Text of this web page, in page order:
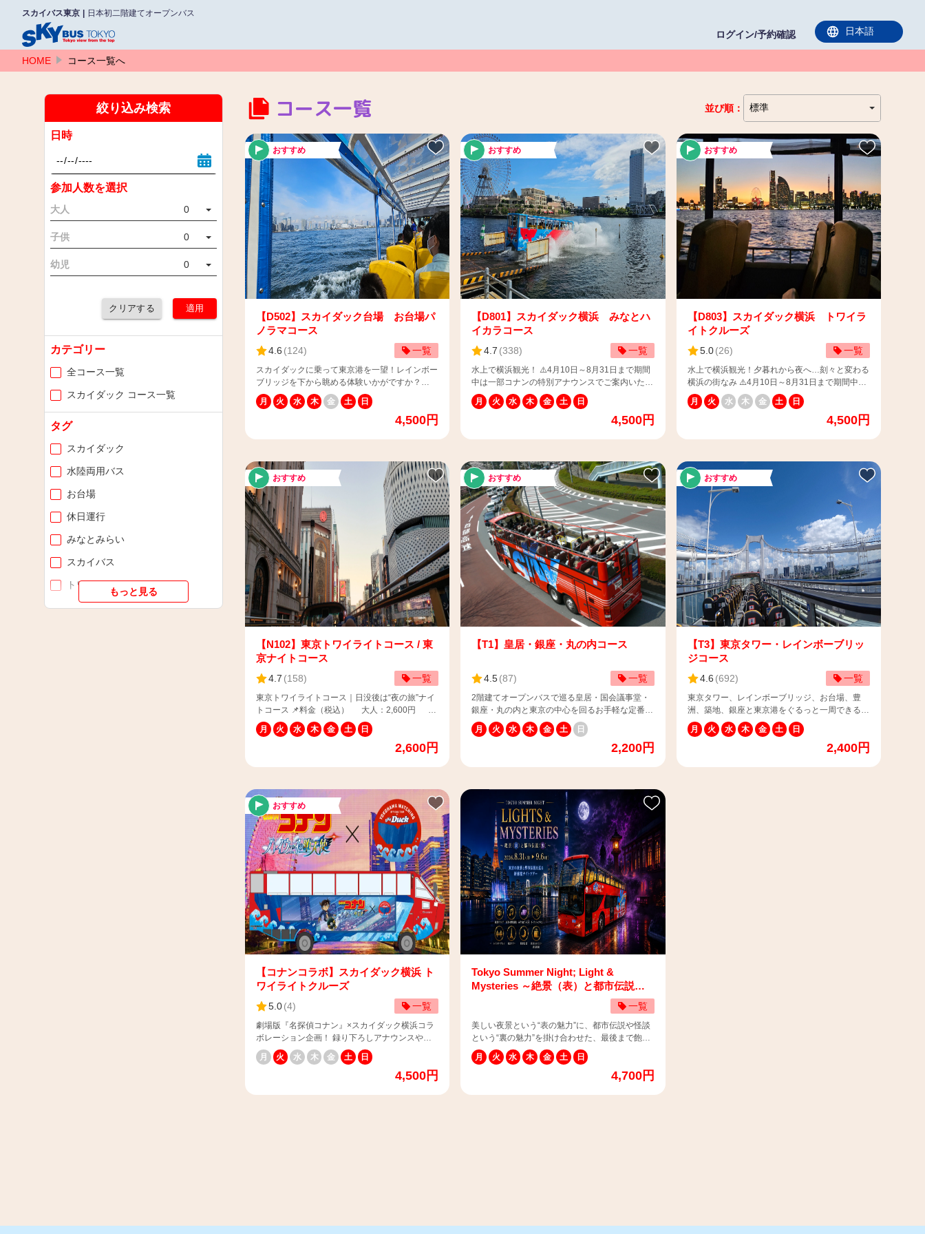
スカイバス東京 日本初二階建てオープンバス
ログイン/予約確認
HOME コース一覧へ
絞り込み検索
日時
参加人数を選択
大人 0
子供 0
幼児 0
クリアする 適用
カテゴリー
全コース一覧
スカイダック コース一覧
タグ
スカイダック
水陸両用バス
お台場
休日運行
みなとみらい
スカイバス
トワイライト
ナイトツアー
もっと見る
コース一覧 並び順：
おすすめ
【D502】スカイダック台場 お台場パ
ノラマコース
4.6 (124) 一覧
スカイダックに乗って東京港を一望！レインボー
ブリッジを下から眺める体験いかがですか？
【📢お客様へお願い】 スカイダックでは、傘や
日傘のご利用が出来ません。 夏季には屋根に日
よけシートを設置しておりますが、日差しが気に
ないよう十分ご注意ください。 ※飛ばされた場合
でも、バスは停められないので予めご了承くださ
い。 【📢乳幼児のお子様（0歳～3歳）と乗車を
希望される保護者様へ】 乳幼児（席無し・膝
上）のお子様と乗車を希望されるお客様は 参加
人数を選択する欄の「大人+乳幼児（膝上、座席
なし）」に大人の人数の入力をお願いいたしま
す。 ※乳幼児（0歳～3歳）料金 ： 平日・休
日関係なく、一律 500円（税込） ＜人数入
力例＞ 例１）大人2名・2歳児1名でご購入の場合
：「大人（13歳以上）1名、大人+乳幼児
（膝上、座席なし）（13歳以上）1名」の入力 例
２）大人1名・3歳児1名、1歳児1名でご購入の場
歳以上）1名、子供（4-12歳）1名」の入力
→ この場合、2歳児が保護者の膝上乗
1名・0歳児1名でご購入の場合 ：大人+乳幼
児（膝上、座席なし）（13歳以上）2名」の入力
※乳幼児の膝上乗車は大人1名様につき1人までで
す。2人目以降は子供料金でご乗車お願い致しま
す。 ※3歳の方で席が必要な場合は子供料金にて
ご案内いたします。 ※1歳・2歳の方は、安全確
保のため保護者の膝上のみのご利用でお願いいた
します。 📌運行期間：不定期運行（土日祝日は
（膝上、座席無し）：4,100円 大人：3,600円
子供：1,800円 【休日などの特定日】 大人 +
乳幼児（膝上、座席無し）：4,500円 大人：
4,000円 子供：2,000円 ※4歳以上12歳以下
は子供料金・13歳以上は大人料金 ※0歳～3
歳：大人料金＋500円でご乗車(保護者の膝上にて
ご利用頂きます。) 乳幼児は大人1名様につ
き1人までです。2人目以降は子供料金でご乗車
お願い致します。 乳幼児（膝上）のご乗車
希望されるお客様は「大人+乳幼児」欄に人数入
力をお願いいたします。 ※3歳の方で席が必要
な場合は子供料金を頂きます。 ※1歳・2歳の
方は、安全確保のため保護者の膝上のみのご利用
でお願いいたします。 📌所要時間：約60分（東
京テレポート駅発） 📌発着場所：スカイダック
台場 お台場SKYツーリストインフォメーション
前 （〒135-0004 東京都江東区青海1-2-1 東京テ
レポート駅1F） 📌チケットの使い方はこちら：
https://www.skybus.jp/topics/?
ca=3&p=1#n1742893168-405682 ⚠️当コースは
車内にGPS音声ガイダンスを搭載していません。
バスガイドによる案内（日本語）のみとなりま
す。 ⚠️当コースは募集型企画旅行です。標準旅
行業約款（募集型企画旅行契約の部）は下記をご
月 火 水 木 金 土 日
4,500円
おすすめ
【D801】スカイダック横浜 みなとハ
イカラコース
4.7 (338) 一覧
水上で横浜観光！ ⚠️4月10日～8月31日まで期間
中は一部コナンの特別アナウンスでご案内いたし
ます。 【📢ご来店のお客様へ】 チケットカウン
ターは12：00～13：30の間、一時閉めさせてい
ただくことがございますので予めご了承お願い致
ップで検索される際は「スカイダック横浜チケッ
トカウンター」で検索をお願いいたします。
【📢ご招待券・割引券・障がい者用チケットをご
利用のお客様へ】 当サイトで決済の場合は通常
料金のご案内となります。 当日、スタッフに障
がい者手帳などの証明資料をご提示ください。 ※
ご招待・割引券を忘れずにご持参ください。（他
の割引券との併用はできません） ※持参を忘れた
場合は、通常価格となります。 【📢乳幼児のお
子様（0歳～3歳）と乗車を希望される保護者様
へ】 乳幼児（席無し・膝上）のお子様と乗車を
希望されるお客様は 参加人数を選択する欄の
「大人+乳幼児（膝上、座席なし）」に大人の人
3歳）料金 ： 平日・休日関係なく、一律
歳以上）1名、大人+乳幼児（膝上、座席なし）
（13歳以上）1名」の入力 例２）大人1名・3歳
児1名、1歳児1名でご購入の場合 ：「大人
+乳幼児（膝上、座席なし）（13歳以上）1名、
子供（4-12歳）1名」の入力 → この場
合、2歳児が保護者の膝上乗車、3歳児は座席を
利用。 例３）大人2名・1歳児1名・0歳児1名で
ご購入の場合 ：大人+乳幼児（膝上、座席な
車は大人1名様につき1人までです。2人目以降は
子供料金でご乗車お願い致します。 ※3歳の方で
席が必要な場合は子供料金にてご案内いたしま
す。 ※1歳・2歳の方は、安全確保のため保護者
の膝上のみのご利用でお願いいたします。 📌運
行期間：月・火・木・金・土・日 📌料金（税
込） 【平日】 大人＋乳幼児 (膝上、座席な
し)：4,100円 大人：3,600円 子供：1,800円
【休日などの特定日】 大人＋乳幼児 (膝上、座
席なし)：4,500円 大人：4,000円 子供：
2,000円 ※4歳以上12歳以下は子供料金・13歳
以上は大人料金 ※0歳～3歳：大人料金＋500円
でご乗車(保護者の膝上にてご利用頂きます。)
乳幼児は大人1名様につき1人までです。2人
乳幼児（膝上）のご乗車希望されるお客様は
「大人+乳幼児」欄に人数入力をお願いいたしま
す。 ※3歳の方で席が必要な場合は子供料金を
頂きます。 ※1歳・2歳の方は、安全確保のた
め保護者の膝上のみのご利用でお願いいたしま
す。 📌所要時間：約50～60分 📌出発場所：日本
丸メモリアルパーク スカイダック横浜 チケット
カウンター前 （〒220-0012 神奈川県横浜市西区
みなとみらい2-1-1） 📌到着場所：日本丸メモリ
用の際はスマートフォンをご持参ください。 ⚠️
月 火 水 木 金 土 日
4,500円
おすすめ
【D803】スカイダック横浜 トワイラ
イトクルーズ
5.0 (26) 一覧
水上で横浜観光！夕暮れから夜へ…刻々と変わる
横浜の街なみ ⚠️4月10日～8月31日まで期間中は
一部コナンの特別アナウンスでご案内いたしま
す。 【📢ご予約のお客様へ】 ご予約時間の２０
分前までに、チケットカウンターにて受付をお願
承ください。 ＜スカイダック横浜 チケットカ
ウンター情報＞ （集合場所）日本丸メモリアル
パーク JR桜木町方面入口・帆船日本丸船首側
※マップで検索される際は「スカイダック横浜チ
ケットカウンター」で検索をお願いいたします。
【📢ご招待券・割引券・障がい者用チケットをご
利用のお客様へ】 上記割引をご利用のお客様は
スカイバスコールセンターにご連絡をお願いいた
します。 当サイトで決済の場合は通常料金のご
案内となります。 当日、スタッフに障がい者手
帳などの証明資料をご提示ください。 ※ご招待・
割引券を忘れずにご持参ください。（他の割引券
との併用はできません） ※持参を忘れた場合は、
～3歳）と乗車を希望される保護者様へ】 乳幼児
（席無し・膝上）のお子様と乗車を希望されるお
（膝上、座席なし）」に大人の人数の入力をお願
いいたします。 ※乳幼児（0歳～3歳）料
金 ： 平日・休日関係なく、一律 500円（税
込） ＜人数入力例＞ 例１）大人2名・2歳児1
名でご購入の場合 ：「大人（13歳以上）1
名、大人+乳幼児（膝上、座席なし）（13歳以
上）1名」の入力 例２）大人1名・3歳児1名、1
歳児1名でご購入の場合 ：「大人+乳幼児
用の際はスマートフォンをご持参ください。 ⚠️
月 火 水 木 金 土 日
4,500円
おすすめ
【N102】東京トワイライトコース / 東
京ナイトコース
4.7 (158) 一覧
東京トワイライトコース｜日没後は“夜の旅”ナイ
トコース 📌料金（税込） 大人：2,600円 子
供：1,300円 ※4歳以上12歳以下は子供料金・13
歳以上は大人料金 ※3歳以下のお子様は安全上、
保護者様の膝上でご乗車いただきますようお願い
ットの使い方はこちら：
https://www.skybus.jp/topics/?
ca=3&p=1#n1742893168-405682 ⚠️当コースは
車内にGPS音声ガイダンスを搭載していません。
バスガイドによる案内（日本語）のみとなりま
す。 ⚠️当コースは定期観光です。一般乗合運送
事業約款は下記ページをご参照ください。
https://www.skybus.jp/contract/#stipulations スカ
イバスには、次世代バイオ燃料「サステオ」※を
使用しています。 ※サステオ：食料との競合や
森林破壊といった問題を起こさない持続可能性に
優れた生物資源（バイオマス）を原料
と するバイオ燃料であ
減効果が期待されます。
月 火 水 木 金 土 日
2,600円
おすすめ
【T1】皇居・銀座・丸の内コース
4.5(87) 一覧
2階建てオープンバスで巡る皇居・国会議事堂・
銀座・丸の内と東京の中心を回るお手軽な定番コ
ースです。 スカイバス運行開始からのコース
で、短い時間で東京を感じるならこのコースがお
金・13歳以上は大人料金 ※3歳以下のお子様は安
全上、保護者様の膝上でご乗車いただきますよう
お願い申し上げます。 📌所要時間：約50分 📌発
着場所：丸の内三菱ビルディング前1番バス停
（〒100-0005 東京都千代田区丸の内2-5-2） 📌
チケットの使い方はこちら：
https://www.skybus.jp/topics/?
ca=3&p=1#n1742893168-405682 ⚠️当コースは
車内にGPS音声ガイダンスを搭載しています。
（言語種類：英語・中国語・韓国語） ⚠️当コー
スは定期観光です。一般乗合運送事業約款は下記
ページをご参照ください。
https://www.skybus.jp/contract/#stipulations スカ
使用しています。 ※サステオ：食料との競合や
森林破壊といった問題を起こさない持続可能性に
オ燃料であり、化石燃料由来の燃料と比較した場
合にCO2削減効果が期待されます。
月 火 水 木 金 土 日
2,200円
おすすめ
【T3】東京タワー・レインボーブリッ
ジコース
4.6 (692) 一覧
東京タワー、レインボーブリッジ、お台場、豊
洲、築地、銀座と東京港をぐるっと一周できる一
番人気のコース！ 📌運行期間：毎日 📌料金（税
込） 【平日】 大人：2,200円 子供：1,100円
【休日などの特定日】 大人：2,400円 子供：
月 火 水 木 金 土 日
2,400円
おすすめ
【コナンコラボ】スカイダック横浜 ト
ワイライトクルーズ
5.0(4) 一覧
劇場版『名探偵コナン』×スカイダック横浜コラ
ボレーション企画！ 録り下ろしアナウンスやオ
リジナルグッズ、特別ラッピング車両を展開いた
します！ 水上で横浜観光！夕暮れから夜へ…
際は「スカイダック横浜チケットカウンター」で
月 火 水 木 金 土 日
4,500円
Tokyo Summer Night; Light &
Mysteries ～絶景（表）と都市伝説
一覧
美しい夜景という“表の魅力”に、都市伝説や怪談
という“裏の魅力”を掛け合わせた、最後まで飽き
させないユニークな納涼体験。立教大学生が考案
した独自のアイデアを商品化しました。 オープ
ントップバスで夜風を感じながらライトアップさ
ー行程：東京丸の内～東京タワー～レインボーブ
月 火 水 木 金 土 日
4,700円